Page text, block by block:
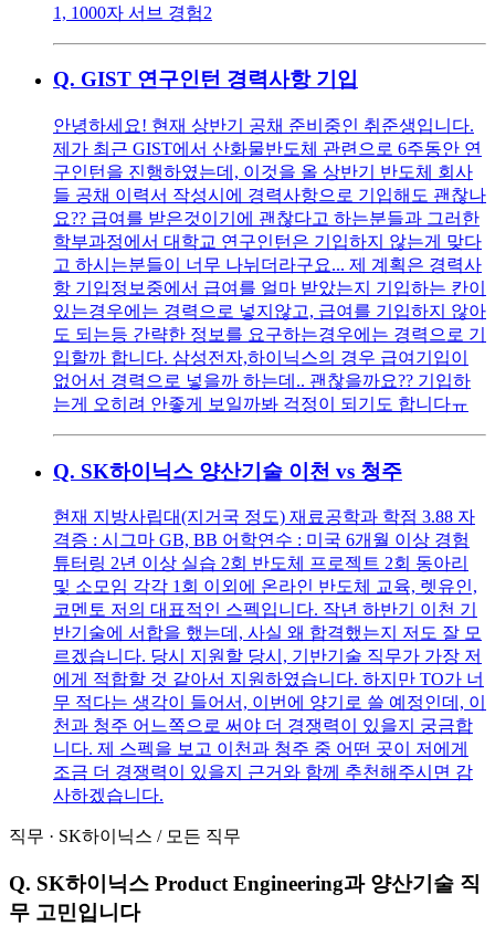
1, 1000자 서브 경험2
Q. GIST 연구인턴 경력사항 기입
안녕하세요! 현재 상반기 공채 준비중인 취준생입니다.
제가 최근 GIST에서 산화물반도체 관련으로 6주동안 연
구인턴을 진행하였는데, 이것을 올 상반기 반도체 회사
들 공채 이력서 작성시에 경력사항으로 기입해도 괜찮나
요?? 급여를 받은것이기에 괜찮다고 하는분들과 그러한
학부과정에서 대학교 연구인턴은 기입하지 않는게 맞다
고 하시는분들이 너무 나뉘더라구요... 제 계획은 경력사
항 기입정보중에서 급여를 얼마 받았는지 기입하는 칸이
있는경우에는 경력으로 넣지않고, 급여를 기입하지 않아
도 되는등 간략한 정보를 요구하는경우에는 경력으로 기
입할까 합니다. 삼성전자,하이닉스의 경우 급여기입이
없어서 경력으로 넣을까 하는데.. 괜찮을까요?? 기입하
는게 오히려 안좋게 보일까봐 걱정이 되기도 합니다ㅠ
Q. SK하이닉스 양산기술 이천 vs 청주
현재 지방사립대(지거국 정도) 재료공학과 학점 3.88 자
격증 : 시그마 GB, BB 어학연수 : 미국 6개월 이상 경험
튜터링 2년 이상 실습 2회 반도체 프로젝트 2회 동아리
및 소모임 각각 1회 이외에 온라인 반도체 교육, 렛유인,
코멘토 저의 대표적인 스펙입니다. 작년 하반기 이천 기
반기술에 서합을 했는데, 사실 왜 합격했는지 저도 잘 모
르겠습니다. 당시 지원할 당시, 기반기술 직무가 가장 저
에게 적합할 것 같아서 지원하였습니다. 하지만 TO가 너
무 적다는 생각이 들어서, 이번에 양기로 쓸 예정인데, 이
천과 청주 어느쪽으로 써야 더 경쟁력이 있을지 궁금합
니다. 제 스펙을 보고 이천과 청주 중 어떤 곳이 저에게
조금 더 경쟁력이 있을지 근거와 함께 추천해주시면 감
사하겠습니다.
직무 · SK하이닉스 / 모든 직무
Q. SK하이닉스 Product Engineering과 양산기술 직
무 고민입니다